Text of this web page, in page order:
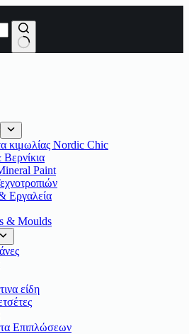
κιμωλίας Nordic Chic
Paint
Εργαλεία
& Moulds
είδη
Επιπλώσεων